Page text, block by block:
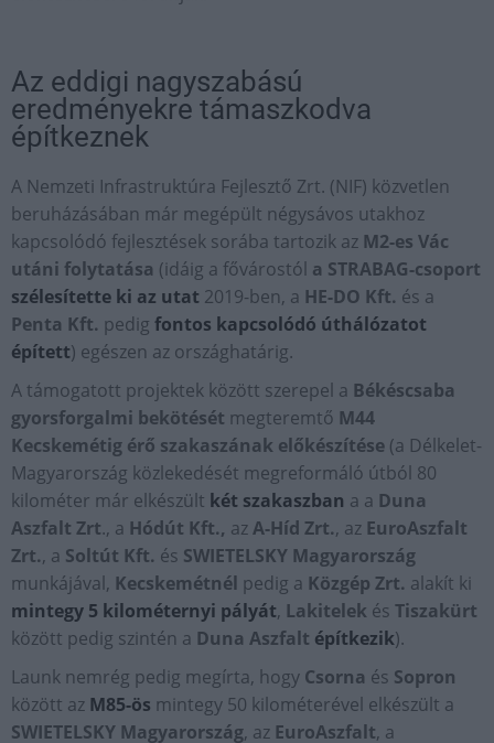
Az eddigi nagyszabású
eredményekre támaszkodva
építkeznek
A Nemzeti Infrastruktúra Fejlesztő Zrt. (NIF) közvetlen
beruházásában már megépült négysávos utakhoz
kapcsolódó fejlesztések sorába tartozik az M2-es Vác
utáni folytatása (idáig a fővárostól a STRABAG-csoport
szélesítette ki az utat 2019-ben, a HE-DO Kft. és a
Penta Kft. pedig fontos kapcsolódó úthálózatot
épített) egészen az országhatárig.
A támogatott projektek között szerepel a Békéscsaba
gyorsforgalmi bekötését megteremtő M44
Kecskemétig érő szakaszának előkészítése (a Délkelet-
Magyarország közlekedését megreformáló útból 80
kilométer már elkészült két szakaszban a a Duna
Aszfalt Zrt., a Hódút Kft., azA-Híd Zrt., az EuroAszfalt
Zrt., a Soltút Kft. és SWIETELSKY Magyarország
munkájával, Kecskemétnél pedig a Közgép Zrt. alakít ki
mintegy 5 kilométernyi pályát, Lakitelek és Tiszakürt
között pedig szintén a Duna Aszfalt építkezik).
Launk nemrég pedig megírta, hogy Csorna és Sopron
között az M85-ös mintegy 50 kilométerével elkészült a
SWIETELSKY Magyarország, az EuroAszfalt, a